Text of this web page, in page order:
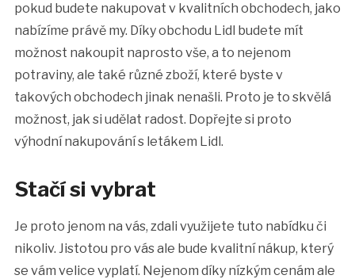
pokud budete nakupovat v kvalitních obchodech, jako
nabízíme právě my. Díky obchodu Lidl budete mít
možnost nakoupit naprosto vše, a to nejenom
potraviny, ale také různé zboží, které byste v
takových obchodech jinak nenašli. Proto je to skvělá
možnost, jak si udělat radost. Dopřejte si proto
výhodní nakupování s letákem Lidl.
Stačí si vybrat
Je proto jenom na vás, zdali využijete tuto nabídku či
nikoliv. Jistotou pro vás ale bude kvalitní nákup, který
se vám velice vyplatí. Nejenom díky nízkým cenám ale